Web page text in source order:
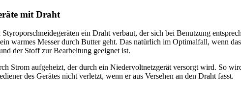
mit Draht
ein Draht verbaut, der sich bei Benutzung
warmes Messer durch Butter geht. Das natürlich im Optimalfall, wenn
der Stoff zur Bearbeitung geeignet ist.
Strom aufgeheizt, der durch ein Niedervoltnetzgerät versorgt wird. So
des Gerätes nicht verletzt, wenn er aus Versehen an den Draht fasst.